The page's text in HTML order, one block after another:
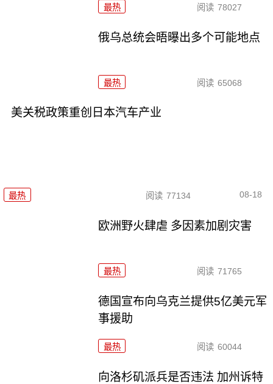
最热 阅读 78027
俄乌总统会晤曝出多个可能地点
最热 阅读 65068
美关税政策重创日本汽车产业
最热 阅读 77134 08-18
欧洲野火肆虐 多因素加剧灾害
最热 阅读 71765
德国宣布向乌克兰提供5亿美元军
事援助
最热 阅读 60044
向洛杉矶派兵是否违法 加州诉特